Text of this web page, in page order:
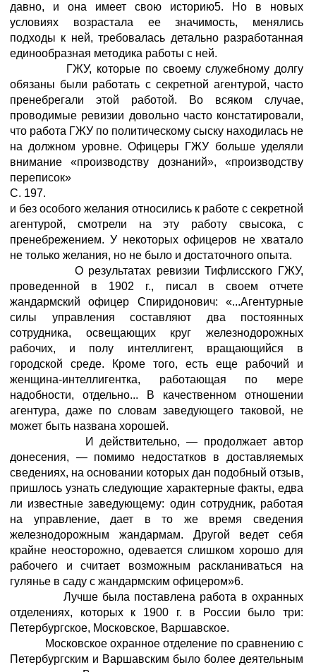
давно, и она имеет свою историю5. Но в новых
условиях возрастала ее значимость, менялись
подходы к ней, требовалась детально разработанная
единообразная методика работы с ней.
ГЖУ, которые по своему служебному долгу
обязаны были работать с секретной агентурой, часто
пренебрегали этой работой. Во всяком случае,
проводимые ревизии довольно часто констатировали,
что работа ГЖУ по политическому сыску находилась не
на должном уровне. Офицеры ГЖУ больше уделяли
внимание «производству дознаний», «производству
переписок»
С. 197.
и без особого желания относились к работе с секретной
агентурой, смотрели на эту работу свысока, с
пренебрежением. У некоторых офицеров не хватало
не только желания, но не было и достаточного опыта.
О результатах ревизии Тифлисского ГЖУ,
проведенной в 1902 г., писал в своем отчете
жандармский офицер Спиридонович: «...Агентурные
силы управления составляют два постоянных
сотрудника, освещающих круг железнодорожных
рабочих, и полу интеллигент, вращающийся в
городской среде. Кроме того, есть еще рабочий и
женщина-интеллигентка, работающая по мере
надобности, отдельно... В качественном отношении
агентура, даже по словам заведующего таковой, не
может быть названа хорошей.
И действительно, — продолжает автор
донесения, — помимо недостатков в доставляемых
сведениях, на основании которых дан подобный отзыв,
пришлось узнать следующие характерные факты, едва
ли известные заведующему: один сотрудник, работая
на управление, дает в то же время сведения
железнодорожным жандармам. Другой ведет себя
крайне неосторожно, одевается слишком хорошо для
рабочего и считает возможным раскланиваться на
гулянье в саду с жандармским офицером»6.
Лучше была поставлена работа в охранных
отделениях, которых к 1900 г. в России было три:
Петербургское, Московское, Варшавское.
Московское охранное отделение по сравнению с
Петербургским и Варшавским было более деятельным